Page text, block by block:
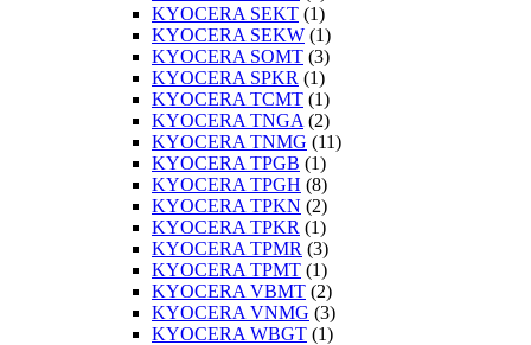
KYOCERA SEKT (1)
KYOCERA SEKW (1)
KYOCERA SOMT (3)
KYOCERA SPKR (1)
KYOCERA TCMT (1)
KYOCERA TNGA (2)
KYOCERA TNMG (11)
KYOCERA TPGB (1)
KYOCERA TPGH (8)
KYOCERA TPKN (2)
KYOCERA TPKR (1)
KYOCERA TPMR (3)
KYOCERA TPMT (1)
KYOCERA VBMT (2)
KYOCERA VNMG (3)
KYOCERA WBGT (1)